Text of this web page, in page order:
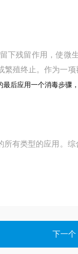
下残留作用，使微
殖终止。作为一
后应用一个消毒步骤
有类型的应用。
下一个